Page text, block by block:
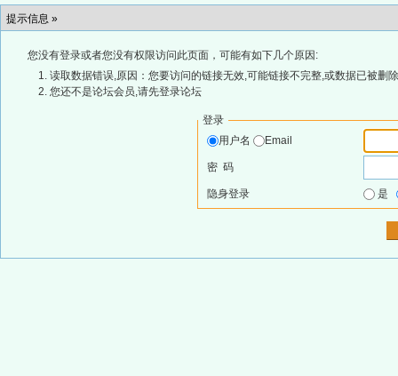
提示信息 »
您没有登录或者您没有权限访问此页面，可能有如下几个原因:
读取数据错误,原因：您要访问的链接无效,可能链接不完整,或数据已被删
您还不是论坛会员,请先登录论坛
登录
用户名
Email
密 码
隐身登录 是